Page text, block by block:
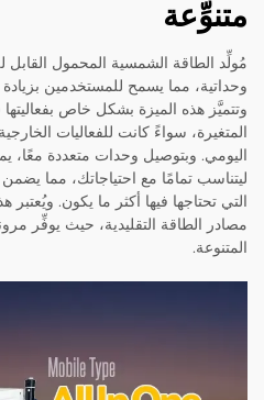
متنوِّعة
مُولِّد الطاقة الشمسية المحمول القابل
وحداتية، مما يسمح للمستخدمين
وتتميَّز هذه الميزة بشكل خاص بفعاليتها
المتغيرة، سواءً كانت للفعاليات
اليومي. وبتوصيل وحدات متعددة
ليتناسب تمامًا مع احتياجاتك، مما
التي تحتاجها فيها أكثر ما يكون.
مصادر الطاقة التقليدية، حيث يوفِّر
المتنوعة.